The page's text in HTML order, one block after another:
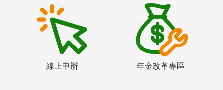
線上申辦 年金改革專區